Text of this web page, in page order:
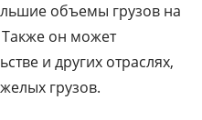
объемы грузов на
он может
и других отраслях,
грузов.